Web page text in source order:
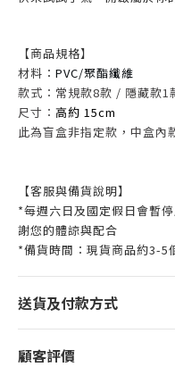
【商品規格】
材料： PVC/聚酯纖維
款式：常規款8款 / 隱藏款1
尺寸： 高約 15cm
此為盲盒非指定款，中盒內
【客服與備貨說明】
*每週六日及國定假日會暫
謝您的體諒與配合
*備貨時間：現貨商品約3-5
送貨及付款方式
顧客評價